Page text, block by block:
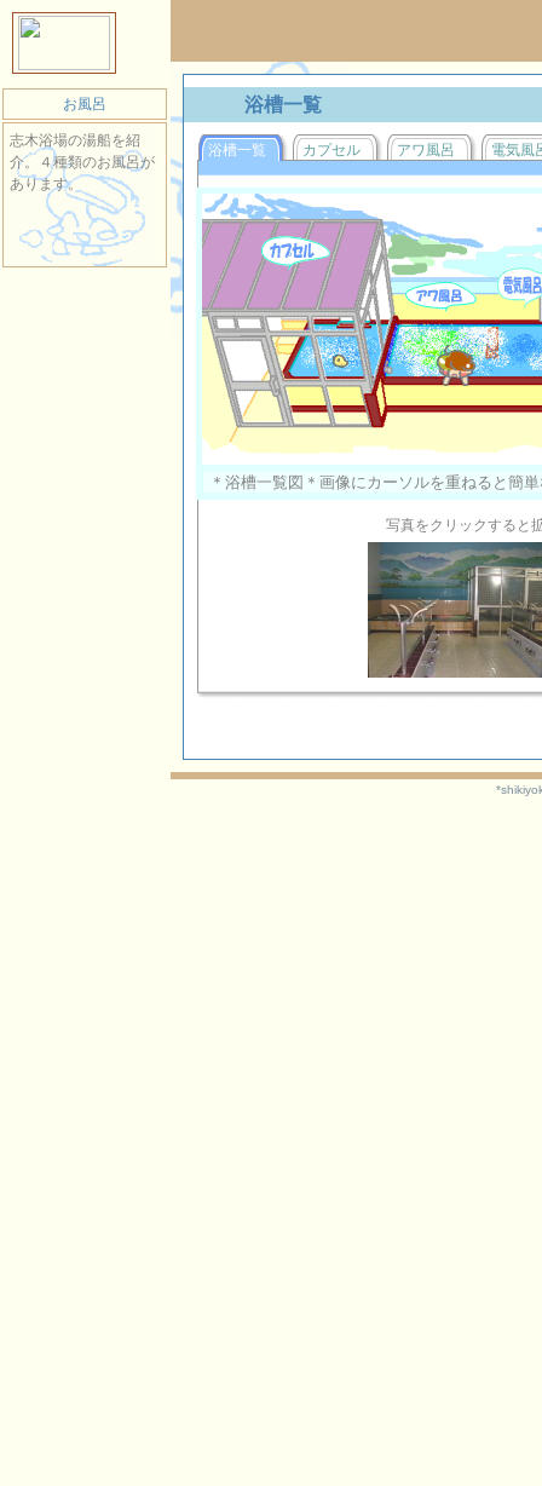
お風呂
志木浴場の湯船を紹
介。４種類のお風呂が
あります。
浴槽一覧
浴槽一覧 カプセル アワ風呂 電気風
写真をクリックすると